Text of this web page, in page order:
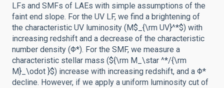
LFs and SMFs of LAEs with simple assumptions of the
faint end slope. For the UV LF, we find a brightening of
the characteristic UV luminosity (M$_{\rm UV}^*$) with
increasing redshift and a decrease of the characteristic
number density (Φ*). For the SMF, we measure a
characteristic stellar mass (${\rm M_\star ^*/{\rm
M}_\odot }$) increase with increasing redshift, and a Φ*
decline. However, if we apply a uniform luminosity cut of